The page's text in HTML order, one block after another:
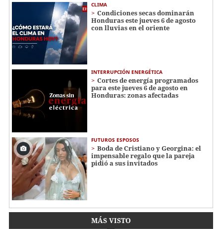
CLIMA
Condiciones secas dominarán
Honduras este jueves 6 de agosto
con lluvias en el oriente
INTERRUPCIÓN ENERGÉTICA
Cortes de energía programados
para este jueves 6 de agosto en
Honduras: zonas afectadas
FUTUROS ESPOSOS
Boda de Cristiano y Georgina: el
impensable regalo que la pareja
pidió a sus invitados
MÁS VISTO